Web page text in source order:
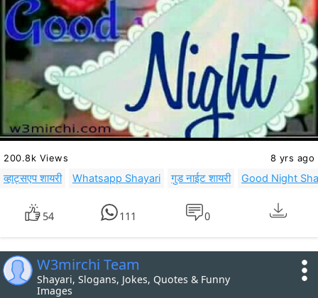
200.8k Views 8 yrs ago
व्हाट्सएप शायरी Whatsapp Shayari गुड नाईट शायरी Good Night
54 111 0
W3mirchi Team
Shayari, Slogans, Jokes, Quotes & Funny
Images